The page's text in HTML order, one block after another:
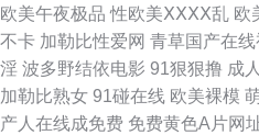
品久久免费 免费一区二区精品 日韩插
欧美在线撸撸 日本三级叼嘿 91精品丝
欧美午夜极品 性欧美ⅩⅩⅩⅩ乱 欧
不卡 加勒比性爱网 青草国产在线
淫 波多野结依电影 91狠狠撸 成
加勒比熟女 91碰在线 欧美裸模
产人在线成免费 免费黄色A片网